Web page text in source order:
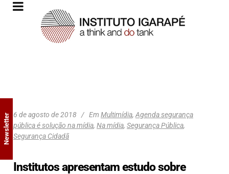
6 de agosto de 2018 Em Multimídia, Agenda segurança
pública é solução na mídia, Na mídia, Segurança Pública,
Segurança Cidadã
Institutos apresentam estudo sobre
Newsletter